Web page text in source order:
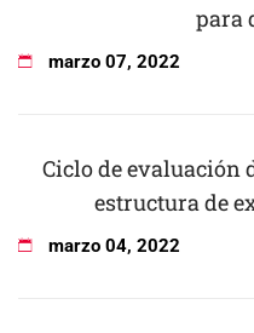
para
marzo 07, 2022
Ciclo de evaluación
estructura de
marzo 04, 2022